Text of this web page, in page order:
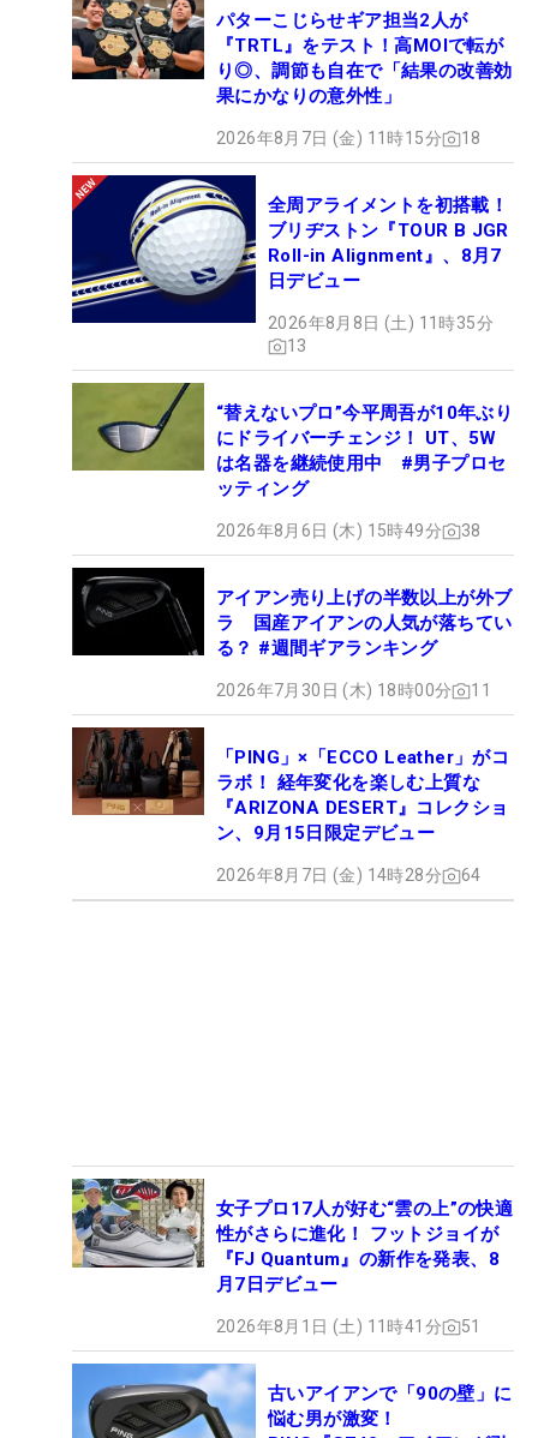
パターこじらせギア担当2人が
『TRTL』をテスト！高MOIで転が
り◎、調節も自在で「結果の改善効
果にかなりの意外性」
2026年8月7日 (金) 11時15分 18
全周アライメントを初搭載！
ブリヂストン『TOUR B JGR
Roll-in Alignment』、8月7
日デビュー
2026年8月8日 (土) 11時35分
13
“替えないプロ”今平周吾が10年ぶり
にドライバーチェンジ！ UT、5W
は名器を継続使用中 #男子プロセ
ッティング
2026年8月6日 (木) 15時49分 38
アイアン売り上げの半数以上が外ブ
ラ 国産アイアンの人気が落ちてい
る？ #週間ギアランキング
2026年7月30日 (木) 18時00分 11
「PING」×「ECCO Leather」がコ
ラボ！ 経年変化を楽しむ上質な
『ARIZONA DESERT』コレクショ
ン、9月15日限定デビュー
2026年8月7日 (金) 14時28分 64
女子プロ17人が好む“雲の上”の快適
性がさらに進化！ フットジョイが
『FJ Quantum』の新作を発表、8
月7日デビュー
2026年8月1日 (土) 11時41分 51
古いアイアンで「90の壁」に
悩む男が激変！